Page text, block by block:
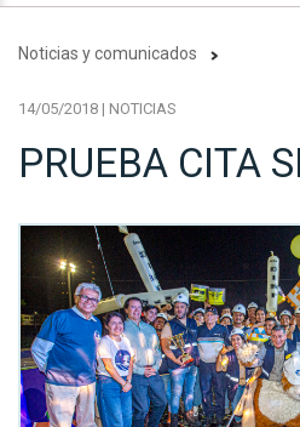
Noticias y comunicados
14/05/2018 | NOTICIAS
PRUEBA CITA